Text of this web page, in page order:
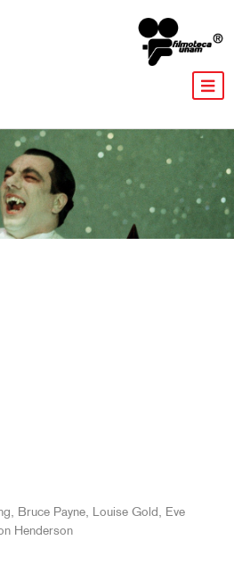
Bruce Payne, Louise Gold, Eve
Henderson